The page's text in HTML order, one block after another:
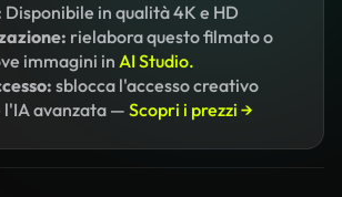
Disponibile in qualità 4K e HD
rielabora questo filmato o
immagini inAI Studio.
sblocca l'accesso creativo
l'IA avanzata — Scopri i prezzi →